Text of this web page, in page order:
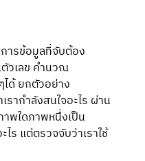
ารข้อมูลที่จับต้อง
ตัวเลข คำนวณ
ได้ ยกตัวอย่าง
รากำลังสนใจอะไร ผ่าน
าพใดภาพหนึ่งเป็น
ไร แต่ตรวจจับว่าเราใช้